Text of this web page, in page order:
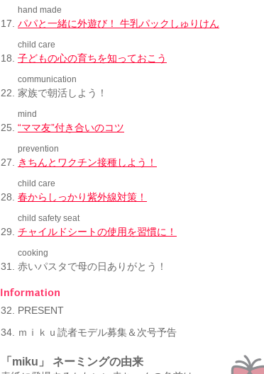
17.
hand made
パパと一緒に外遊び！ 牛乳パックしゅりけん
18.
child care
子どもの心の育ちを知っておこう
22.
communication
家族で朝活しよう！
25.
mind
“ママ友”付き合いのコツ
27.
prevention
きちんとワクチン接種しよう！
28.
child care
春からしっかり紫外線対策！
29.
child safety seat
チャイルドシートの使用を習慣に！
31.
cooking
赤いパスタで母の日ありがとう！
32.
PRESENT
34.
ｍｉｋｕ読者モデル募集＆次号予告
「miku」 ネーミングの由来